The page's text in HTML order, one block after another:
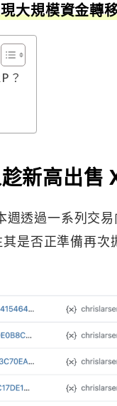
大規模資金轉
？
新高出售
透過一系列交
是否正準備再